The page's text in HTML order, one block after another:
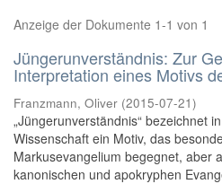
Anzeige der Dokumente 1-1 von 1
Jüngerunverständnis: Zur
Interpretation eines Motivs
Franzmann, Oliver (2015-07-21)
„Jüngerunverständnis“ bezeichnet
Wissenschaft ein Motiv, das
Markusevangelium begegnet, aber
kanonischen und apokryphen